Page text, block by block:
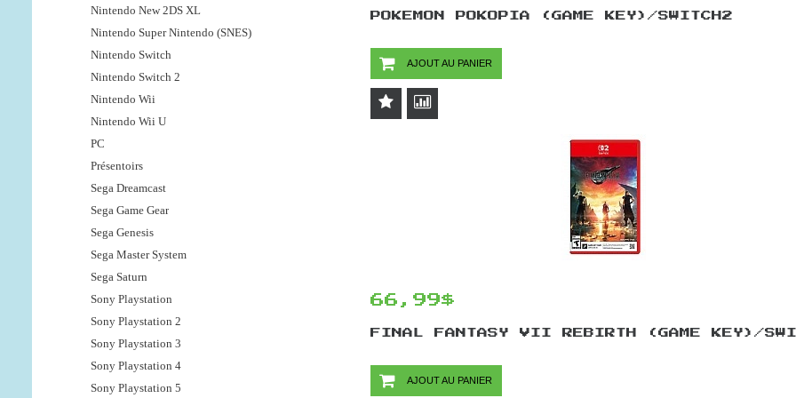
POKEMON POKOPIA (GAME KEY)/SWITCH2
AJOUT AU PANIER
66,99$
FINAL FANTASY VII REBIRTH (GAME KEY)/
AJOUT AU PANIER
Nintendo New 2DS XL
Nintendo Super Nintendo (SNES)
Nintendo Switch
Nintendo Switch 2
Nintendo Wii
Nintendo Wii U
PC
Présentoirs
Sega Dreamcast
Sega Game Gear
Sega Genesis
Sega Master System
Sega Saturn
Sony Playstation
Sony Playstation 2
Sony Playstation 3
Sony Playstation 4
Sony Playstation 5